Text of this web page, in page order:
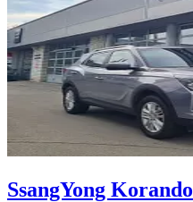
SsangYong Korando